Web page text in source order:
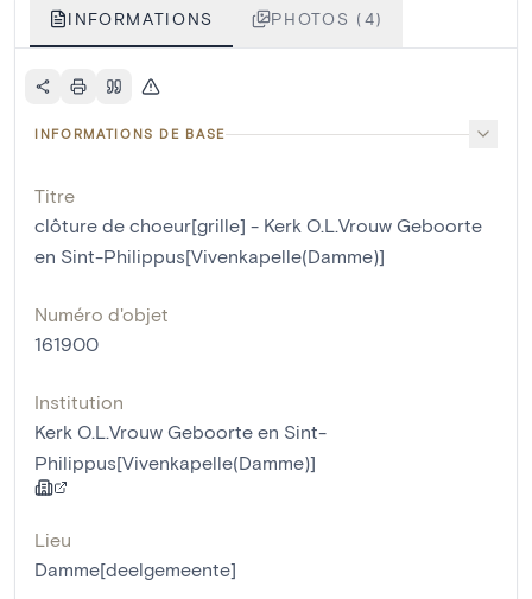
INFORMATIONS PHOTOS (4)
INFORMATIONS DE BASE
Titre
clôture de choeur[grille] - Kerk O.L.Vrouw Geboorte
en Sint-Philippus[Vivenkapelle(Damme)]
Numéro d'objet
161900
Institution
Kerk O.L.Vrouw Geboorte en Sint-
Philippus[Vivenkapelle(Damme)]
Lieu
Damme[deelgemeente]